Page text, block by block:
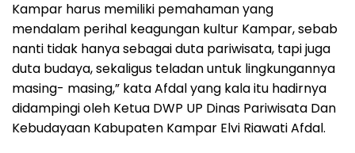
Kampar harus memiliki pemahaman yang
mendalam perihal keagungan kultur Kampar, sebab
nanti tidak hanya sebagai duta pariwisata, tapi juga
duta budaya, sekaligus teladan untuk lingkungannya
masing- masing,” kata Afdal yang kala itu hadirnya
didampingi oleh Ketua DWP UP Dinas Pariwisata Dan
Kebudayaan Kabupaten Kampar Elvi Riawati Afdal.